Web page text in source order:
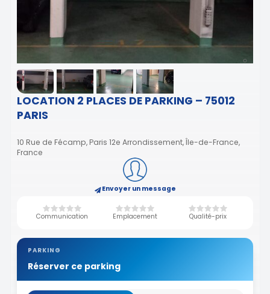
LOCATION 2 PLACES DE PARKING – 75012
PARIS
10 Rue de Fécamp, Paris 12e Arrondissement, Île-de-France,
France
Envoyer un message
Communication Emplacement Qualité-prix
PARKING
Réserver ce parking